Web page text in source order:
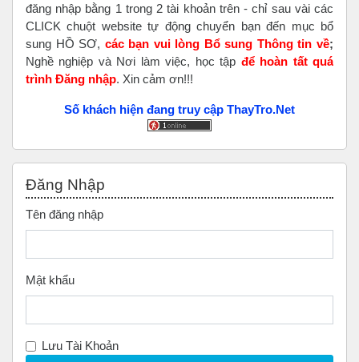
đăng nhập bằng 1 trong 2 tài khoản trên - chỉ sau vài các
CLICK chuột website tự động chuyển bạn đến mục bổ
sung HỒ SƠ, các bạn vui lòng Bổ sung Thông tin về;
Nghề nghiệp và Nơi làm việc, học tập để hoàn tấtquá
trình Đăng nhập. Xin cảm ơn!!!
Số khách hiện đang truy cập ThayTro.Net
Đăng Nhập
Tên đăng nhập
Mật khẩu
Lưu Tài Khoản